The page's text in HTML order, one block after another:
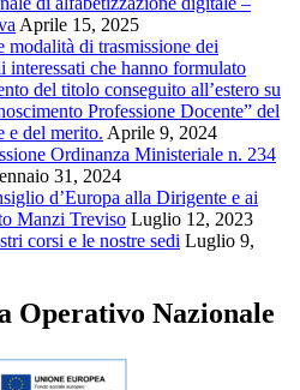
Aprile 15, 2025
di trasmissione dei
interessati che hanno formulato
del titolo conseguito all’estero su
Professione Docente” del
e del merito. Aprile 9, 2024
Ordinanza Ministeriale n. 234
31, 2024
d’Europa alla Dirigente e ai
Manzi Treviso Luglio 12, 2023
corsi e le nostre sedi Luglio 9,
Operativo Nazionale